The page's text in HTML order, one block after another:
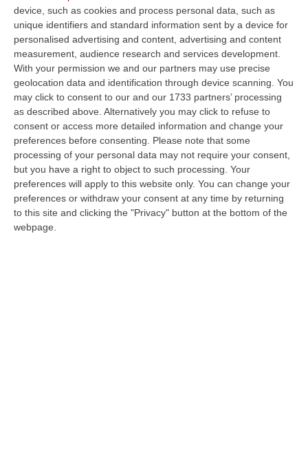
device, such as cookies and process personal data, such as
unique identifiers and standard information sent by a device for
personalised advertising and content, advertising and content
measurement, audience research and services development.
With your permission we and our partners may use precise
geolocation data and identification through device scanning. You
may click to consent to our and our 1733 partners’ processing
as described above. Alternatively you may click to refuse to
consent or access more detailed information and change your
preferences before consenting.
Please note that some
processing of your personal data may not require your consent,
but you have a right to object to such processing. Your
preferences will apply to this website only. You can change your
preferences or withdraw your consent at any time by returning
to this site and clicking the "Privacy" button at the bottom of the
webpage.
DUnicAL Career, il binomio vincente tra
sport e studio: altri 13 campioni scelgono
l’Unical
Aumentano gli immatricolati del programma
che permette di conciliare gli impegni sportivi
con l’università